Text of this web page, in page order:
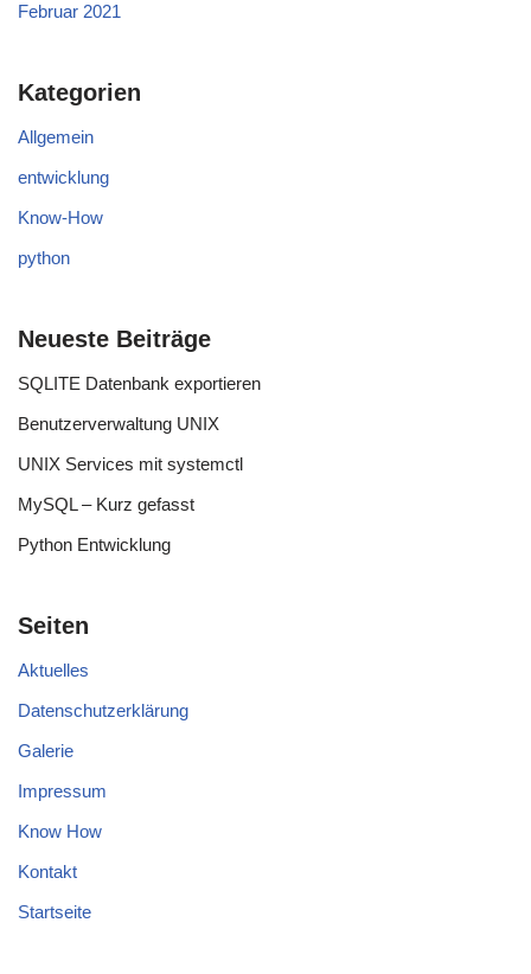
Februar 2021
Kategorien
Allgemein
entwicklung
Know-How
python
Neueste Beiträge
SQLITE Datenbank exportieren
Benutzerverwaltung UNIX
UNIX Services mit systemctl
MySQL – Kurz gefasst
Python Entwicklung
Seiten
Aktuelles
Datenschutzerklärung
Galerie
Impressum
Know How
Kontakt
Startseite